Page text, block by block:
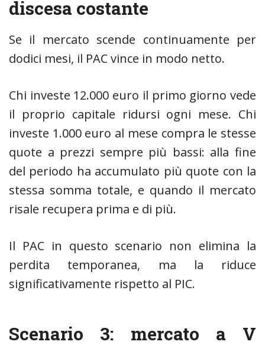
discesa costante
Se il mercato scende continuamente per
dodici mesi, il PAC vince in modo netto.
Chi investe 12.000 euro il primo giorno vede
il proprio capitale ridursi ogni mese. Chi
investe 1.000 euro al mese compra le stesse
quote a prezzi sempre più bassi: alla fine
del periodo ha accumulato più quote con la
stessa somma totale, e quando il mercato
risale recupera prima e di più.
Il PAC in questo scenario non elimina la
perdita temporanea, ma la riduce
significativamente rispetto al PIC.
Scenario 3: mercato a V